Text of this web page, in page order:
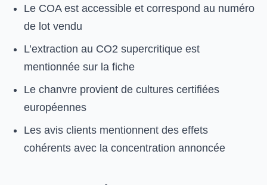
Le COA est accessible et correspond au numéro
de lot vendu
L’extraction au CO2 supercritique est
mentionnée sur la fiche
Le chanvre provient de cultures certifiées
européennes
Les avis clients mentionnent des effets
cohérents avec la concentration annoncée